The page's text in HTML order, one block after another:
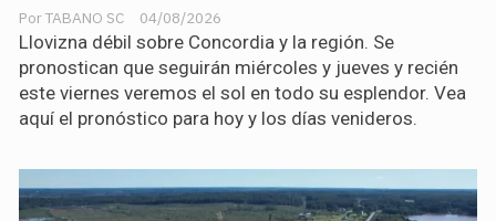
TABANO SC 04/08/2026
Llovizna débil sobre Concordia y la región. Se
pronostican que seguirán miércoles y jueves y recién
este viernes veremos el sol en todo su esplendor. Vea
aquí el pronóstico para hoy y los días venideros.